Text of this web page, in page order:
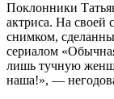
Поклонники
актриса. На своей
снимком,
сериалом
лишь тучную
наша!», —